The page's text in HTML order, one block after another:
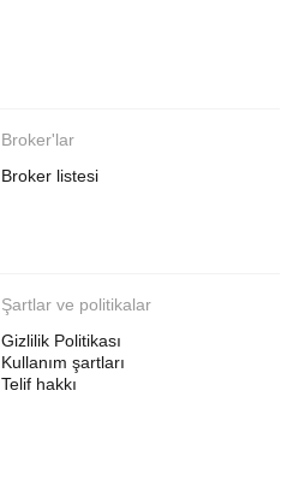
Broker'lar
Broker listesi
Şartlar ve politikalar
Gizlilik Politikası
Kullanım şartları
Telif hakkı